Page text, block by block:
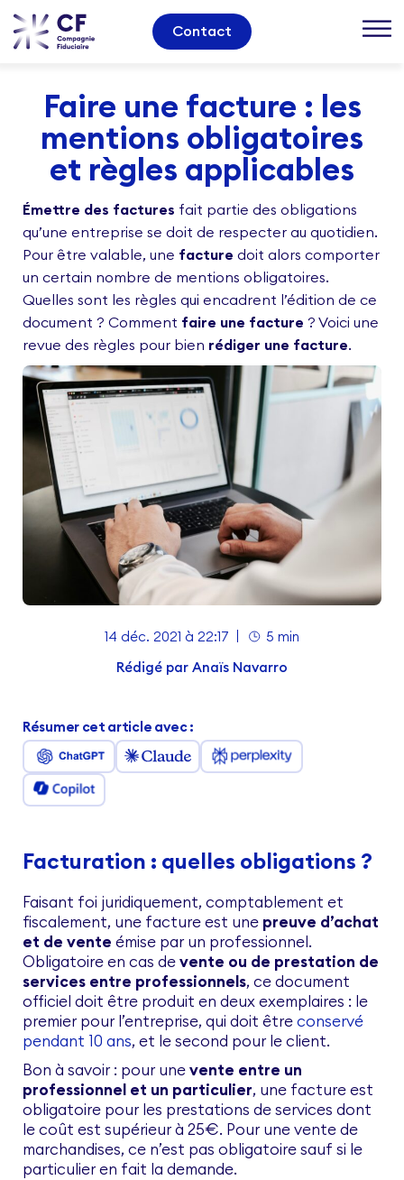
Contact
Faire une facture : les
mentions obligatoires
et règles applicables
Émettre des factures fait partie des obligations
qu’une entreprise se doit de respecter au quotidien.
Pour être valable, une facture doit alors comporter
un certain nombre de mentions obligatoires.
Quelles sont les règles qui encadrent l’édition de ce
document ? Comment faire une facture ? Voici une
revue des règles pour bien rédiger une facture.
14 déc. 2021 à 22:17
5 min
Rédigé par Anaïs Navarro
Résumer cet article avec :
Facturation : quelles obligations ?
Faisant foi juridiquement, comptablement et
fiscalement, une facture est une preuve d’achat
et de vente émise par un professionnel.
Obligatoire en cas devente ou de prestation de
services entre professionnels, ce document
officiel doit être produit en deux exemplaires : le
premier pour l’entreprise, qui doit êtreconservé
pendant 10 ans, et le second pour le client.
Bon à savoir : pour unevente entre un
professionnel et un particulier, une facture est
obligatoire pour les prestations de services dont
le coût est supérieur à 25€. Pour une vente de
marchandises, ce n’est pas obligatoire sauf si le
particulier en fait la demande.